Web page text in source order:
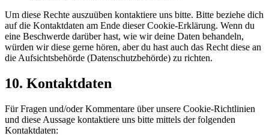
Um diese Rechte auszuüben kontaktiere uns bitte. Bitte beziehe dich
auf die Kontaktdaten am Ende dieser Cookie-Erklärung. Wenn du
eine Beschwerde darüber hast, wie wir deine Daten behandeln,
würden wir diese gerne hören, aber du hast auch das Recht diese an
die Aufsichtsbehörde (Datenschutzbehörde) zu richten.
10. Kontaktdaten
Für Fragen und/oder Kommentare über unsere Cookie-Richtlinien
und diese Aussage kontaktiere uns bitte mittels der folgenden
Kontaktdaten: